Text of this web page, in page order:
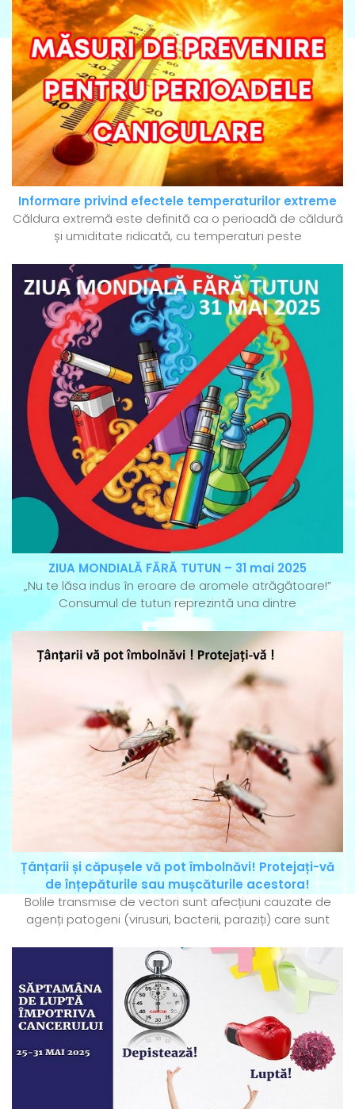
Informare privind efectele temperaturilor extreme
Căldura extremă este definită ca o perioadă de căldură
și umiditate ridicată, cu temperaturi peste
ZIUA MONDIALĂ FĂRĂ TUTUN – 31 mai 2025
„Nu te lăsa indus în eroare de aromele atrăgătoare!”
Consumul de tutun reprezintă una dintre
Țânțarii și căpușele vă pot îmbolnăvi! Protejați-vă
de înțepăturile sau mușcăturile acestora!
Bolile transmise de vectori sunt afecțiuni cauzate de
agenți patogeni (virusuri, bacterii, paraziți) care sunt